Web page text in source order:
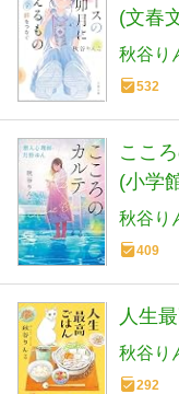
(文春
秋谷り
532
ここ
(小学
秋谷り
409
人生
秋谷り
292